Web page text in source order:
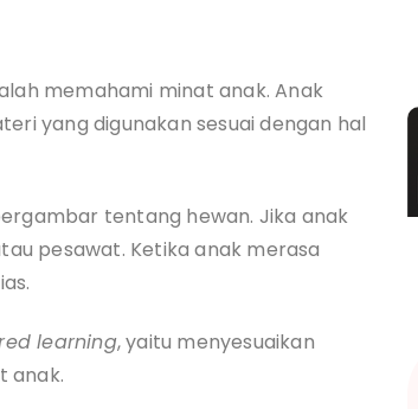
memahami minat anak. Anak
yang digunakan sesuai dengan hal
tentang hewan. Jika anak
pesawat. Ketika anak merasa
learning, yaitu menyesuaikan
anak.